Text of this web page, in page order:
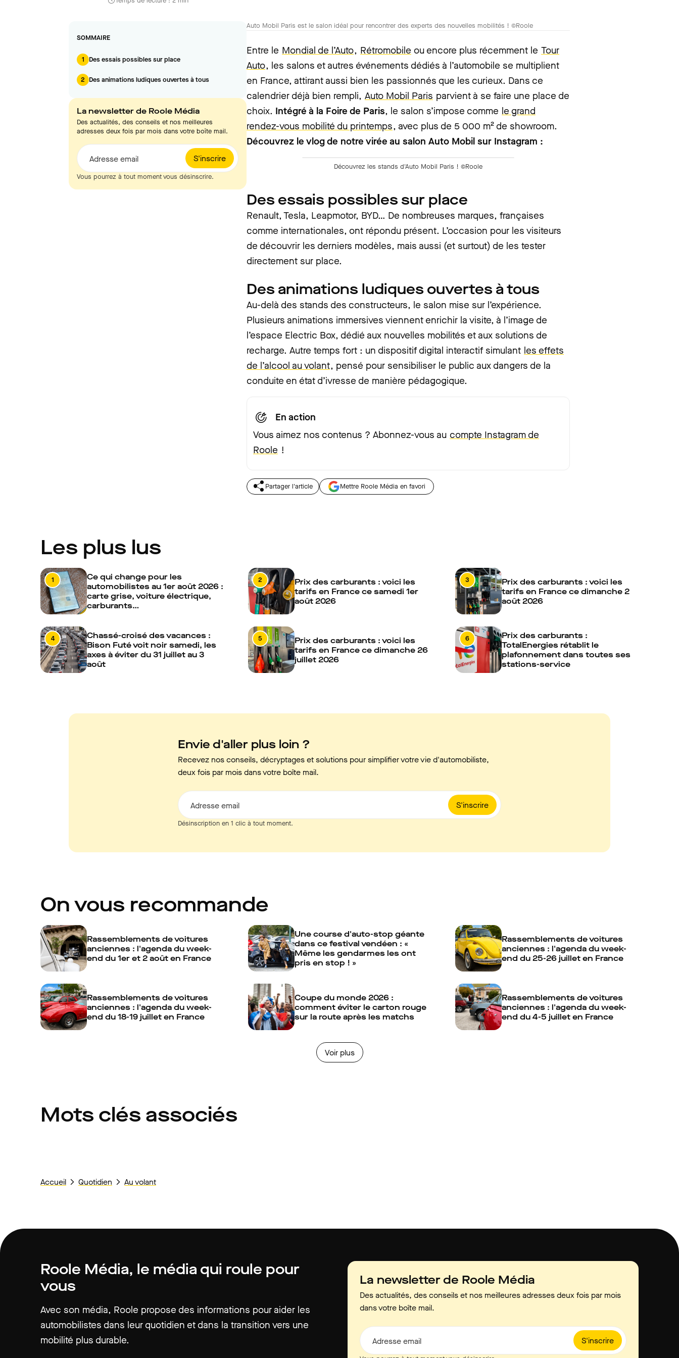
SOMMAIRE
1 Des essais possibles sur place
2 Des animations ludiques ouvertes à tous
La newsletter de Roole Média
Des actualités, des conseils et nos meilleures
adresses deux fois par mois dans votre boîte mail.
S'inscrire
Adresse email
Vous pourrez à tout moment vous désinscrire.
Auto Mobil Paris est le salon idéal pour rencontrer des experts des nouvelles mobilités ! ©Roole
Entre le Mondial de l’Auto, Rétromobile ou encore plus récemment le Tour
Auto, les salons et autres événements dédiés à l’automobile se multiplient
en France, attirant aussi bien les passionnés que les curieux. Dans ce
calendrier déjà bien rempli, Auto Mobil Paris parvient à se faire une place de
choix. Intégré à la Foire de Paris, le salon s’impose comme le grand
rendez-vous mobilité du printemps, avec plus de 5 000 m² de showroom.
Découvrez le vlog de notre virée au salon Auto Mobil sur Instagram :
Découvrez les stands d'Auto Mobil Paris ! ©Roole
Des essais possibles sur place
Renault, Tesla, Leapmotor, BYD… De nombreuses marques, françaises
comme internationales, ont répondu présent. L’occasion pour les visiteurs
de découvrir les derniers modèles, mais aussi (et surtout) de les tester
directement sur place.
Des animations ludiques ouvertes à tous
Au-delà des stands des constructeurs, le salon mise sur l’expérience.
Plusieurs animations immersives viennent enrichir la visite, à l’image de
l’espace Electric Box, dédié aux nouvelles mobilités et aux solutions de
recharge. Autre temps fort : un dispositif digital interactif simulant les effets
de l’alcool au volant, pensé pour sensibiliser le public aux dangers de la
conduite en état d’ivresse de manière pédagogique.
En action
Vous aimez nos contenus ? Abonnez-vous au compte Instagram de
Roole !
Partager l'article Mettre Roole Média en favori
Les plus lus
1
Ce qui change pour les
automobilistes au 1er août 2026 :
carte grise, voiture électrique,
carburants…
2
Prix des carburants : voici les
tarifs en France ce samedi 1er
août 2026
3
Prix des carburants : voici les
tarifs en France ce dimanche 2
août 2026
4
Chassé-croisé des vacances :
Bison Futé voit noir samedi, les
axes à éviter du 31 juillet au 3
août
5
Prix des carburants : voici les
tarifs en France ce dimanche 26
juillet 2026
6
Prix des carburants :
TotalEnergies rétablit le
plafonnement dans toutes ses
stations-service
Envie d'aller plus loin ?
Recevez nos conseils, décryptages et solutions pour simplifier votre vie d'automobiliste,
deux fois par mois dans votre boîte mail.
S'inscrire
Adresse email
Désinscription en 1 clic à tout moment.
On vous recommande
Rassemblements de voitures
anciennes : l'agenda du week-
end du 1er et 2 août en France
Une course d'auto-stop géante
dans ce festival vendéen : «
Même les gendarmes les ont
pris en stop ! »
Rassemblements de voitures
anciennes : l'agenda du week-
end du 25-26 juillet en France
Rassemblements de voitures
anciennes : l'agenda du week-
end du 18-19 juillet en France
Coupe du monde 2026 :
comment éviter le carton rouge
sur la route après les matchs
Rassemblements de voitures
anciennes : l'agenda du week-
end du 4-5 juillet en France
Voir plus
Mots clés associés
Accueil Quotidien Au volant
Roole Média, le média qui roule pour
vous
Avec son média, Roole propose des informations pour aider les
automobilistes dans leur quotidien et dans la transition vers une
mobilité plus durable.
La newsletter de Roole Média
Des actualités, des conseils et nos meilleures adresses deux fois par mois
dans votre boîte mail.
S'inscrire
Adresse email